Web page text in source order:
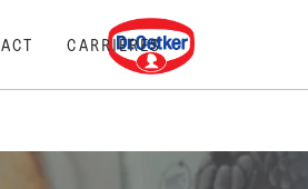
CARRIÈRES
Dr. Oetker